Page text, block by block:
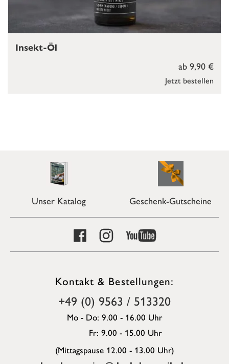
Jetzt bestellen
ab 9,90 €
Insekt-Öl
Unser Katalog Geschenk-Gutscheine
Kontakt & Bestellungen:
+49 (0) 9563 / 513320
Mo - Do: 9.00 - 16.00 Uhr
Fr: 9.00 - 15.00 Uhr
(Mittagspause 12.00 - 13.00 Uhr)